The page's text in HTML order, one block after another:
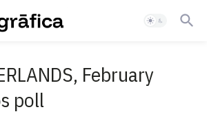
February
poll